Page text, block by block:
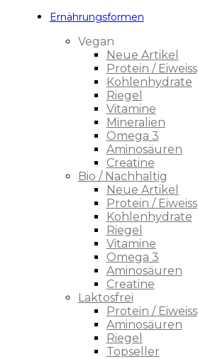
Ernährungsformen
Vegan
Neue Artikel
Protein / Eiweiss
Kohlenhydrate
Riegel
Vitamine
Mineralien
Omega 3
Aminosäuren
Creatine
Bio / Nachhaltig
Neue Artikel
Protein / Eiweiss
Kohlenhydrate
Riegel
Vitamine
Omega 3
Aminosäuren
Creatine
Laktosfrei
Protein / Eiweiss
Aminosäuren
Riegel
Topseller